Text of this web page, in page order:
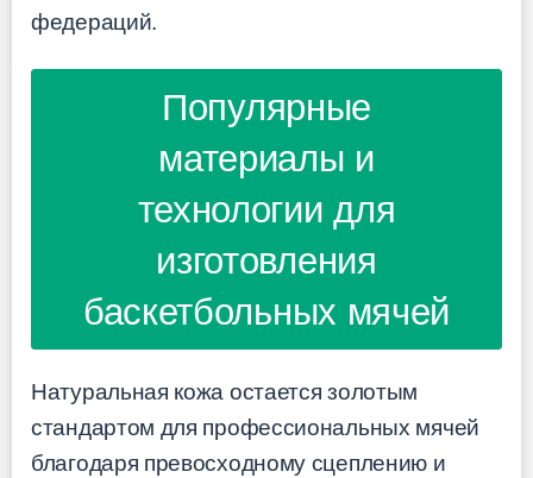
федераций.
Популярные
материалы и
технологии для
изготовления
баскетбольных мячей
Натуральная кожа остается золотым
стандартом для профессиональных мячей
благодаря превосходному сцеплению и